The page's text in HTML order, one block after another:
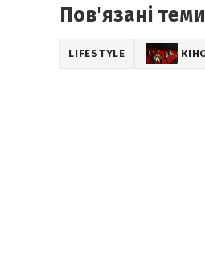
Пов'язані
LIFESTYLE